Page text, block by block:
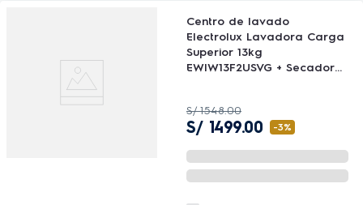
Centro de lavado
Electrolux Lavadora Carga
Superior 13kg
EWIW13F2USVG + Secadora
S/ 1548.00
S/ 1499.00 -3%